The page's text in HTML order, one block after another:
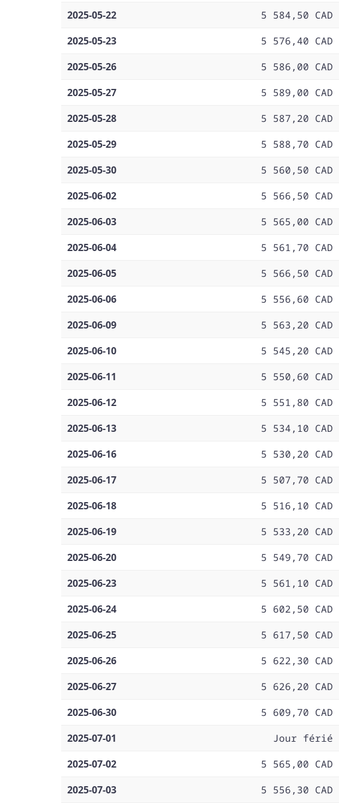
2025-05-22
5 584,50 CAD
2025-05-23
5 576,40 CAD
2025-05-26
5 586,00 CAD
2025-05-27
5 589,00 CAD
2025-05-28
5 587,20 CAD
2025-05-29
5 588,70 CAD
2025-05-30
5 560,50 CAD
2025-06-02
5 566,50 CAD
2025-06-03
5 565,00 CAD
2025-06-04
5 561,70 CAD
2025-06-05
5 566,50 CAD
2025-06-06
5 556,60 CAD
2025-06-09
5 563,20 CAD
2025-06-10
5 545,20 CAD
2025-06-11
5 550,60 CAD
2025-06-12
5 551,80 CAD
2025-06-13
5 534,10 CAD
2025-06-16
5 530,20 CAD
2025-06-17
5 507,70 CAD
2025-06-18
5 516,10 CAD
2025-06-19
5 533,20 CAD
2025-06-20
5 549,70 CAD
2025-06-23
5 561,10 CAD
2025-06-24
5 602,50 CAD
2025-06-25
5 617,50 CAD
2025-06-26
5 622,30 CAD
2025-06-27
5 626,20 CAD
2025-06-30
5 609,70 CAD
2025-07-01
Jour férié
2025-07-02
5 565,00 CAD
2025-07-03
5 556,30 CAD